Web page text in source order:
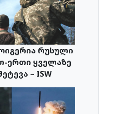
რუსული
ერთი ყველაზე
– ISW